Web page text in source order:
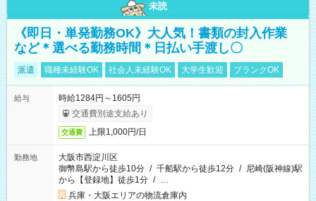
未読
《即日・単発勤務OK》大人気！書類の封入作業
など＊選べる勤務時間＊日払い手渡し〇
派遣 職種未経験OK 社会人未経験OK 大学生歓迎 ブランクOK
給与
時給1284円～1605円
交通費別途支給あり
交通費 上限1,000円/日
勤務地
大阪市西淀川区
御幣島駅から徒歩10分 / 千船駅から徒歩12分 / 尼崎(阪神線)駅
から【登録地】徒歩1分 / …
兵庫・大阪エリアの物流倉庫内